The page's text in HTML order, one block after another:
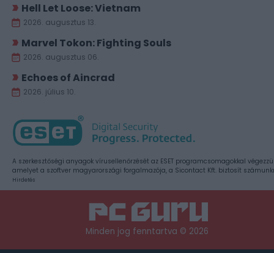
Hell Let Loose: Vietnam
2026. augusztus 13.
Marvel Tokon: Fighting Souls
2026. augusztus 06.
Echoes of Aincrad
2026. július 10.
A szerkesztőségi anyagok vírusellenőrzését az ESET programcsomagokkal
amelyet a szoftver magyarországi forgalmazója, a Sicontact Kft. biztosít
Hirdetés
Minden jog fenntartva © 2026